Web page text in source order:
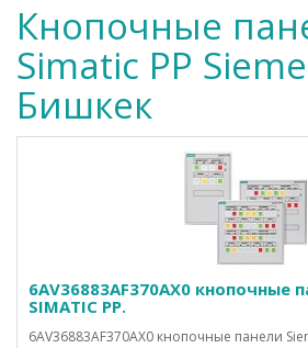
Кнопочные
Simatic PP
Бишкек
6AV36883AF370AX0 кнопочные
SIMATIC PP.
6AV36883AF370AX0 кнопочные панели